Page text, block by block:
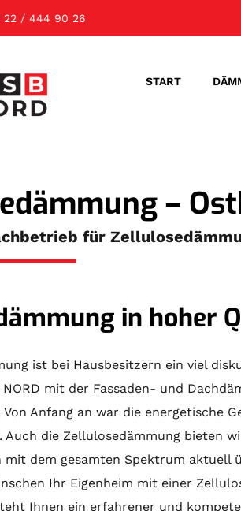
22 / 444 90 26
START
–
für
in hoher
ist bei Hausbesitzern ein viel
mit der Fassaden- und
Von Anfang an war die energetische
Auch die Zellulosedämmung bieten
mit dem gesamten Spektrum aktuell
Ihr Eigenheim mit einer
Ihnen ein erfahrener und